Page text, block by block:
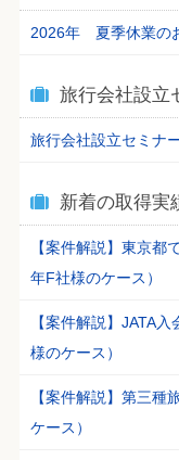
2026年 夏季休業の
旅行会社設立
旅行会社設立セミナ
新着の取得実
【案件解説】東京都
年F社様のケース）
【案件解説】JATA
様のケース）
【案件解説】第三種
ケース）